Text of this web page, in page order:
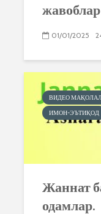
жавоблар
01/01/2025
ВИДЕО
ИМОН-ЭЪТИҚОД
Жаннат
одамлар.